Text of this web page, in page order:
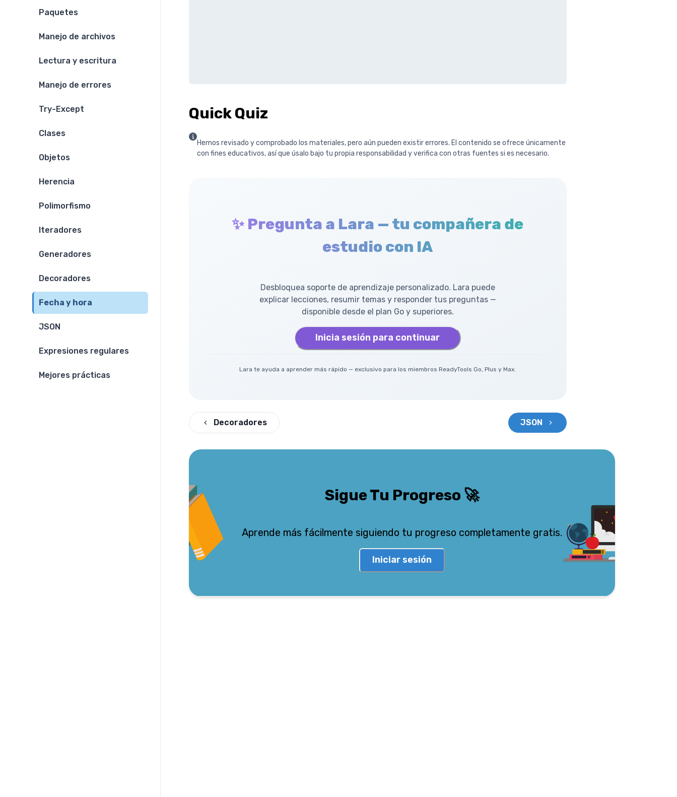
Paquetes
Manejo de archivos
Lectura y escritura
Manejo de errores
Try-Except
Clases
Objetos
Herencia
Polimorfismo
Iteradores
Generadores
Decoradores
Fecha y hora
JSON
Expresiones regulares
Mejores prácticas
Quick Quiz
Hemos revisado y comprobado los materiales, pero aún pueden existir errores. El contenido se ofrece únicamente
con fines educativos, así que úsalo bajo tu propia responsabilidad y verifica con otras fuentes si es necesario.
✨ Pregunta a Lara — tu compañera de
estudio con IA
Desbloquea soporte de aprendizaje personalizado. Lara puede
explicar lecciones, resumir temas y responder tus preguntas —
disponible desde el plan Go y superiores.
Inicia sesión para continuar
Lara te ayuda a aprender más rápido — exclusivo para los miembros ReadyTools Go, Plus y Max.
Decoradores JSON
Sigue Tu Progreso 🚀
Aprende más fácilmente siguiendo tu progreso completamente gratis.
Iniciar sesión